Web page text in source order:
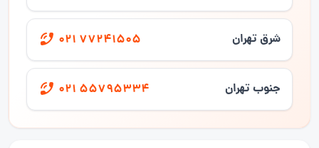
شرق تهران 021 77241505
جنوب تهران 021 55795334